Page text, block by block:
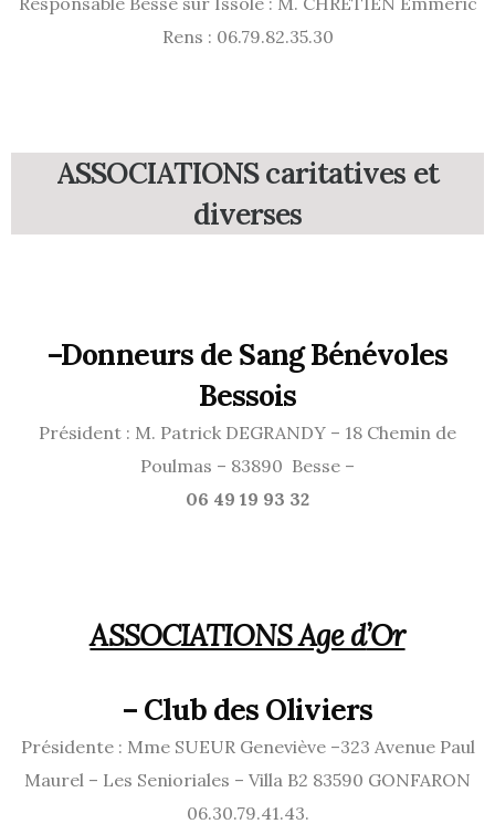
Rens : 06.79.82.35.30
ASSOCIATIONS caritatives et
diverses
–Donneurs de Sang Bénévoles
Bessois
Président : M. Patrick DEGRANDY – 18 Chemin de
Poulmas – 83890 Besse –
06 49 19 93 32
ASSOCIATIONS Age d’Or
– Club des Oliviers
Présidente : Mme SUEUR Geneviève –323 Avenue Paul
Maurel – Les Senioriales – Villa B2 83590 GONFARON
06.30.79.41.43.